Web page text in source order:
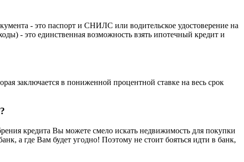
- это паспорт и СНИЛС или водительское удостоверение на
- это единственная возможность взять ипотечный кредит и
заключается в пониженной процентной ставке на весь срок
кредита Вы можете смело искать недвижимость для покупки
а где Вам будет угодно! Поэтому не стоит бояться идти в банк,